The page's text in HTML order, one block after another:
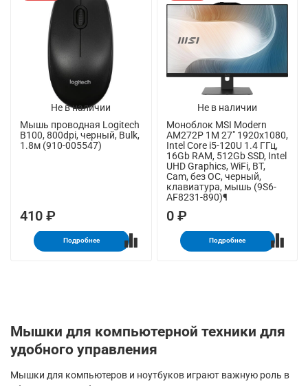
Не в наличии
Мышь проводная Logitech
B100, 800dpi, черный, Bulk,
1.8м (910-005547)
410 ₽
Подробнее
Не в наличии
Моноблок MSI Modern
AM272P 1M 27" 1920x1080,
Intel Core i5-120U 1.4 ГГц,
16Gb RAM, 512Gb SSD, Intel
UHD Graphics, WiFi, BT,
Cam, без ОС, черный,
клавиатура, мышь (9S6-
AF8231-890)¶
0 ₽
Подробнее
Мышки для компьютерной техники для
удобного управления
Мышки для компьютеров и ноутбуков играют важную роль в